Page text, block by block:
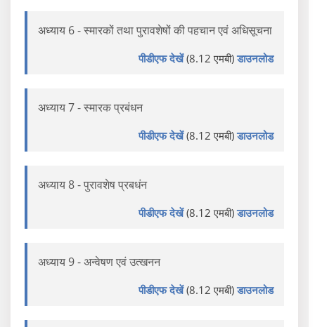
अध्याय 6 - स्मारकों तथा पुरावशेषों की पहचान एवं अधिसूचना
पीडीएफ देखें(8.12 एमबी)डाउनलोड
अध्याय 7 - स्मारक प्रबंधन
पीडीएफ देखें(8.12 एमबी)डाउनलोड
अध्याय 8 - पुरावशेष प्रबधंन
पीडीएफ देखें(8.12 एमबी)डाउनलोड
अध्याय 9 - अन्वेषण एवं उत्खनन
पीडीएफ देखें(8.12 एमबी)डाउनलोड